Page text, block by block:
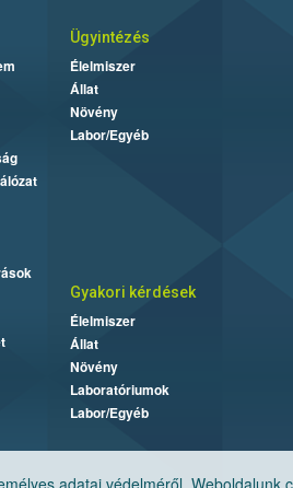
adatai védelméről. Weboldalunk
Ügyintézés
Élelmiszer
Állat
Növény
Labor/Egyéb
Gyakori kérdések
Élelmiszer
Állat
Növény
Laboratóriumok
Labor/Egyéb